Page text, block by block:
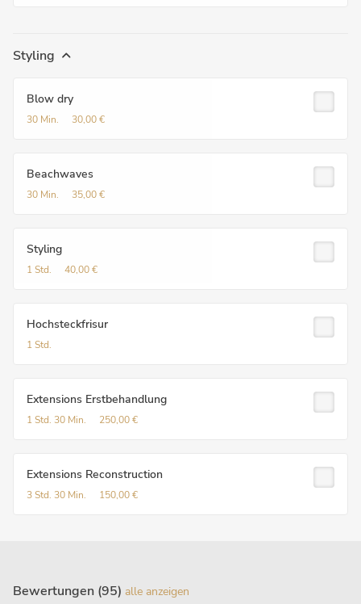
Styling
Blow dry
30 Min. 30,00 €
Beachwaves
30 Min. 35,00 €
Styling
1 Std. 40,00 €
Hochsteckfrisur
1 Std.
Extensions Erstbehandlung
1 Std. 30 Min. 250,00 €
Extensions Reconstruction
3 Std. 30 Min. 150,00 €
Bewertungen (95) alle anzeigen